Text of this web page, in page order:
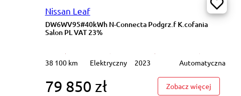
Nissan Leaf
DW6WV95#40kWh N-Connecta Podgrz.f K.cofania
Salon PL VAT 23%
38 100 km Elektryczny 2023 Automatyczna
79 850 zł Zobacz więcej: